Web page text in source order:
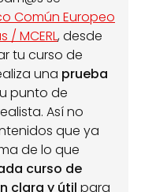
Común Europeo
MCERL, desde
tu curso de
una prueba
punto de
Así no
que ya
de lo que
curso de
clara y útil para